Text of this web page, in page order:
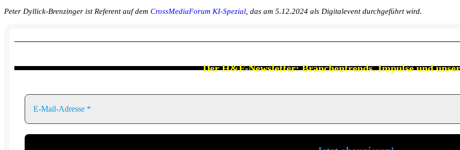
Peter Dyllick-Brenzinger ist Referent auf dem CrossMediaForum KI-Spezial, das am 5.12.2024 als Digitalevent durchgeführt wird.
DerH&F-Newsletter: Branchentrends, Impulse und